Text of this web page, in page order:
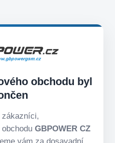
obchodu byl
zákazníci,
GBPOWER CZ